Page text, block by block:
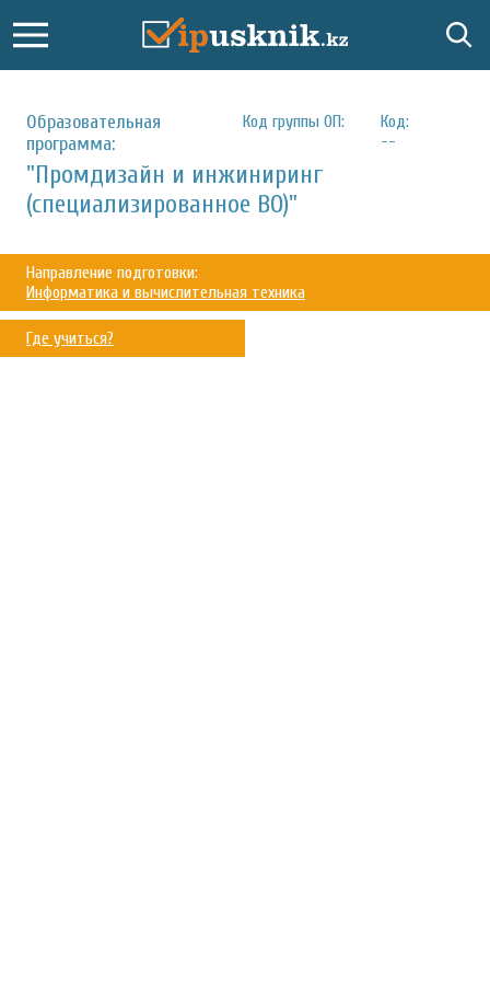
Образовательная
программа:
Код группы ОП:
Код:
--
"Промдизайн и инжиниринг
(специализированное ВО)"
Направление подготовки:
Информатика и вычислительная техника
Где учиться?